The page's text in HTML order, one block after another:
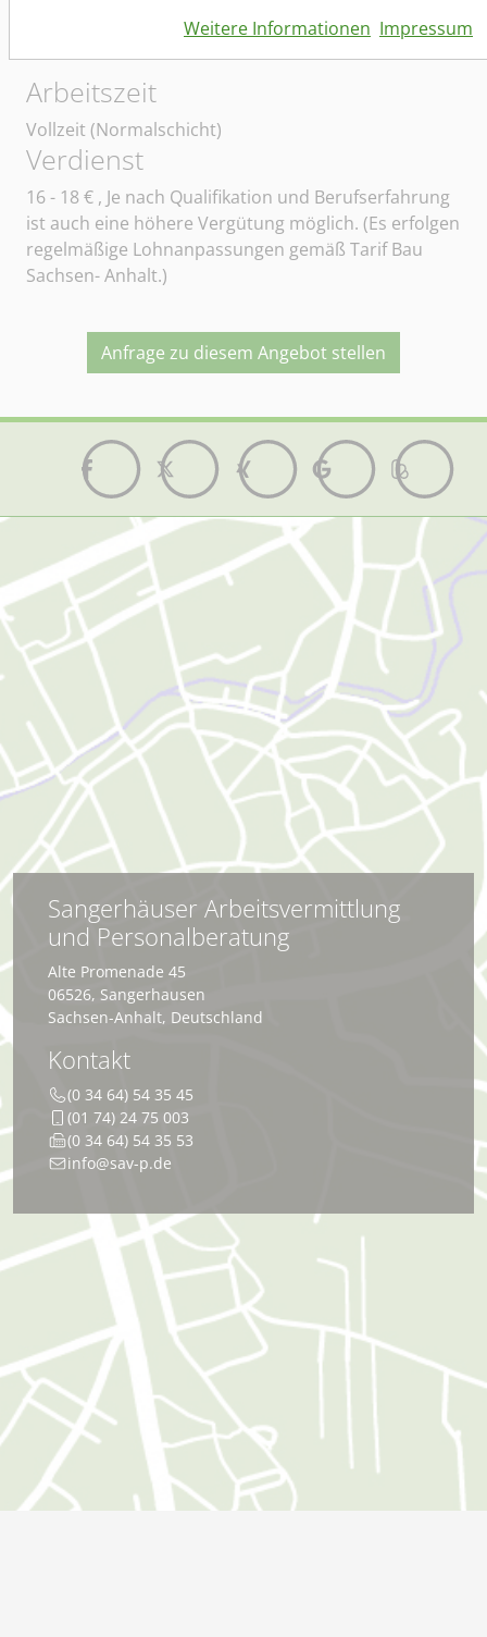
Sangerhausen, Lutherstadt Eisleben, Landkreis
Mansfeld- Südharz und Tagespendelbereich
Arbeitszeit
Vollzeit (Normalschicht)
Verdienst
16 - 18 € , Je nach Qualifikation und Berufserfahrung
ist auch eine höhere Vergütung möglich. (Es erfolgen
regelmäßige Lohnanpassungen gemäß Tarif Bau
Sachsen- Anhalt.)
Anfrage zu diesem Angebot stellen
Sangerhäuser Arbeitsvermittlung
und Personalberatung
Alte Promenade 45
06526, Sangerhausen
Sachsen-Anhalt, Deutschland
Kontakt
(0 34 64) 54 35 45
(01 74) 24 75 003
(0 34 64) 54 35 53
info@sav-p.de
Weitere Informationen Impressum